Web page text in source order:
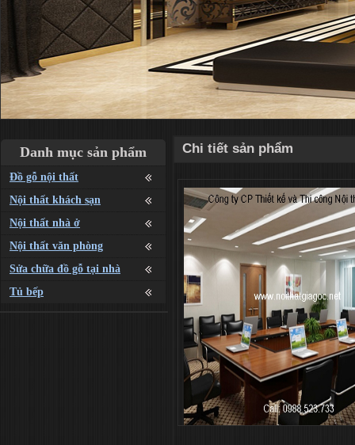
Danh mục sản phẩm
Đồ gỗ nội thất
Nội thất khách sạn
Nội thất nhà ở
Nội thất văn phòng
Sửa chữa đồ gỗ tại nhà
Tủ bếp
Chi tiết sản phẩm